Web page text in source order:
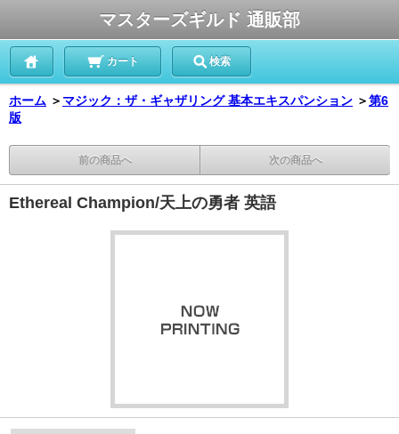
マスターズギルド 通販部
カート 検索
ホーム ＞ マジック：ザ・ギャザリング 基本エキスパンション ＞第6
版
前の商品へ 次の商品へ
Ethereal Champion/天上の勇者 英語